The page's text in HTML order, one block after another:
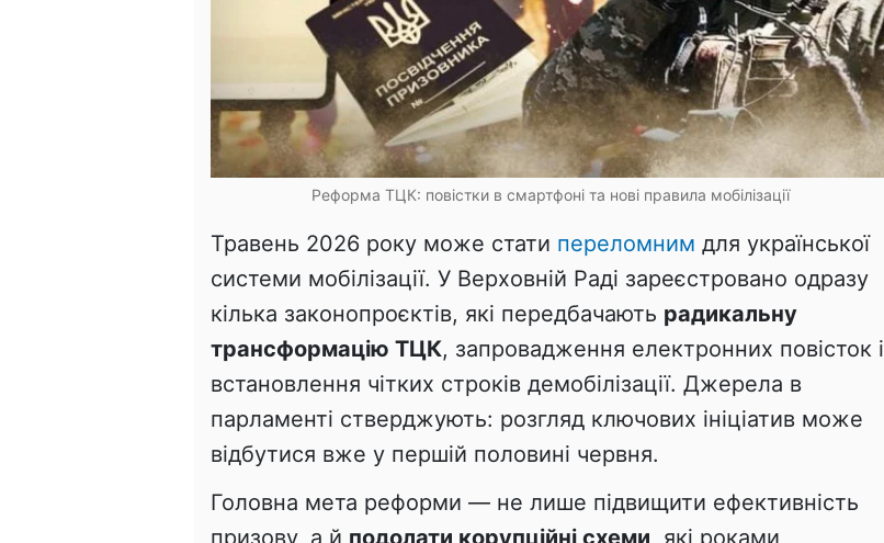
Реформа ТЦК: повістки в смартфоні та нові правила мобілізації
Травень 2026 року може стати переломним для української
системи мобілізації. У Верховній Раді зареєстровано одразу
кілька законопроєктів, які передбачають радикальну
трансформацію ТЦК, запровадження електронних повісток і
встановлення чітких строків демобілізації. Джерела в
парламенті стверджують: розгляд ключових ініціатив може
відбутися вже у першій половині червня.
Головна мета реформи — не лише підвищити ефективність
призову, а й подолати корупційні схеми, які роками